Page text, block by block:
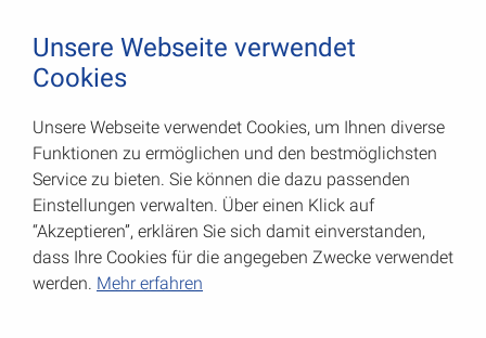
Stangenscharniere
Art.-Nr.: 010450032
Unsere Webseite verwendet
Cookies
Unsere Webseite verwendet Cookies, um Ihnen diverse
Funktionen zu ermöglichen und den bestmöglichsten
Service zu bieten. Sie können die dazu passenden
Einstellungen verwalten. Über einen Klick auf
“Akzeptieren”, erklären Sie sich damit einverstanden,
dass Ihre Cookies für die angegeben Zwecke verwendet
werden. Mehr erfahren